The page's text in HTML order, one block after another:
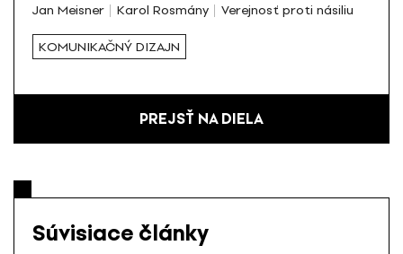
Jan Meisner Karol Rosmány Verejnosť proti násiliu
KOMUNIKAČNÝ DIZAJN
PREJSŤ NA DIELA
Súvisiace články